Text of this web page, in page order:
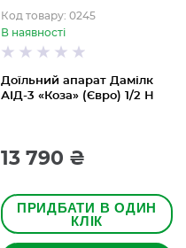
Доїльний апарат Дамілк
АІД-3 «Коза» (Євро) 1/2 Н
Код товару: 0245
В наявності
13 790 ₴
ПРИДБАТИ В ОДИН
КЛІК